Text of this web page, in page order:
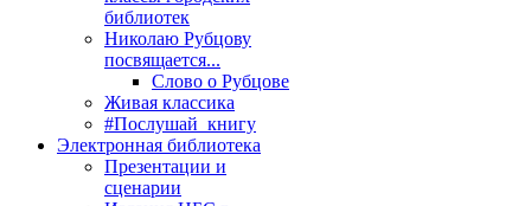
библиотек
Николаю Рубцову
посвящается...
Слово о Рубцове
Живая классика
#Послушай_книгу
Электронная библиотека
Презентации и
сценарии